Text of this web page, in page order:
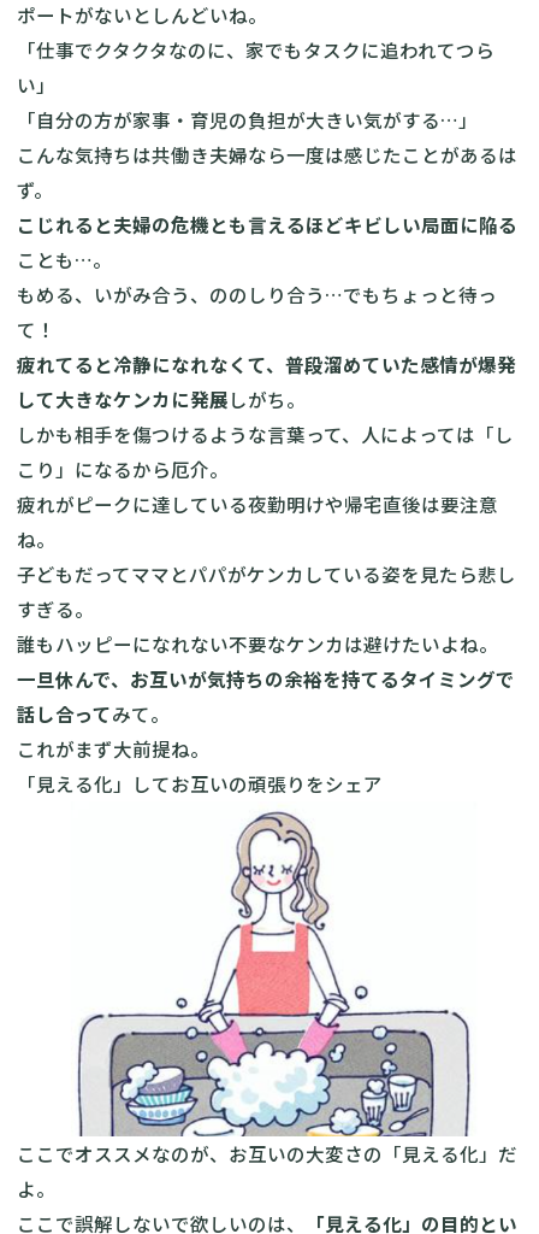
ポートがないとしんどいね。
「仕事でクタクタなのに、家でもタスクに追われてつら
い」
「自分の方が家事・育児の負担が大きい気がする…」
こんな気持ちは共働き夫婦なら一度は感じたことがあるは
ず。
こじれると夫婦の危機とも言えるほどキビしい局面に陥る
ことも…。
もめる、いがみ合う、ののしり合う…でもちょっと待っ
て！
疲れてると冷静になれなくて、普段溜めていた感情が爆発
して大きなケンカに発展しがち。
しかも相手を傷つけるような言葉って、人によっては「し
こり」になるから厄介。
疲れがピークに達している夜勤明けや帰宅直後は要注意
ね。
子どもだってママとパパがケンカしている姿を見たら悲し
すぎる。
誰もハッピーになれない不要なケンカは避けたいよね。
一旦休んで、お互いが気持ちの余裕を持てるタイミングで
話し合ってみて。
これがまず大前提ね。
「見える化」してお互いの頑張りをシェア
ここでオススメなのが、お互いの大変さの「見える化」だ
よ。
ここで誤解しないで欲しいのは、
「見える化」の目的とい